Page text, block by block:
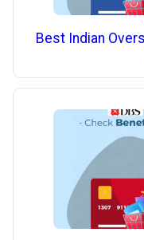
Best Indian